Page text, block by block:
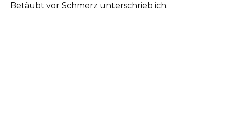
Betäubt vor Schmerz unterschrieb ich.